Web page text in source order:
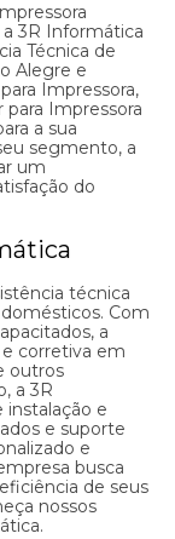
3R Informática
Técnica de
Alegre e
Impressora,
para Impressora
a sua
segmento, a
um
do
técnica
Com
a
corretiva em
outros
a 3R
e
e suporte
e
busca
de seus
nossos